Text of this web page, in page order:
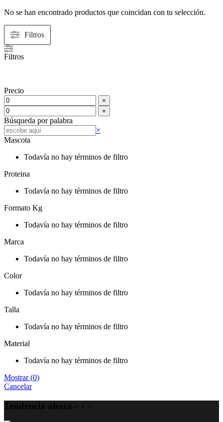
No se han encontrado productos que coincidan con tu selección.
Filtros
Filtros
Precio
×
×
Búsqueda por palabra
Buscar
×
Mascota
Todavía no hay términos de filtro
Proteina
Todavía no hay términos de filtro
Formato Kg
Todavía no hay términos de filtro
Marca
Todavía no hay términos de filtro
Color
Todavía no hay términos de filtro
Talla
Todavía no hay términos de filtro
Material
Todavía no hay términos de filtro
Mostrar(0)
Cancelar
Tendencia ahora